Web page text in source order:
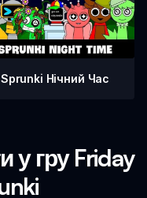
Sprunki Нічний Час
у гру Friday